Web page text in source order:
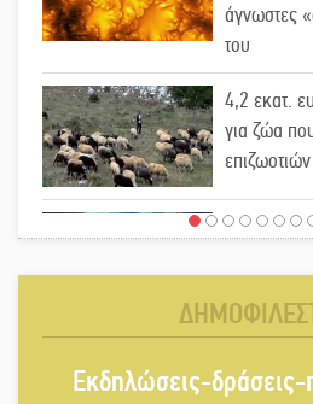
άγνωστες
του
4,2 εκατ.
για ζώα
επιζωοτιών
Η
στη
Εκδηλώσεις-δράσεις-